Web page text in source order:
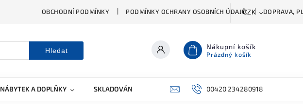
OBCHODNÍ PODMÍNKY PODMÍNKY OCHRANY OSOBNÍCH ÚDAJŮ DOPRAVA,
CZK
Hledat Nákupní košík
Prázdný košík
NÁBYTEK A DOPLŇKY SKLADOVÁNÍ A ČIŠTĚNÍ PŘÍSLUŠENSTVÍ
00420 234280918